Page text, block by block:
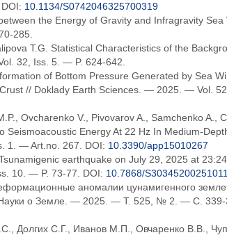
10.1134/S0742046325700319
the Energy of Gravity and Infragravity Sea
285.
T.G. Statistical Characteristics of the
32, Iss. 5. — P. 624-642.
of Bottom Pressure Generated by Sea
// Doklady Earth Sciences. — 2025. — Vol.
Ovcharenko V., Pivovarov A., Samchenko A.,
Energy At 22 Hz In Medium-
1. — Art.no. 267. DOI: 10.3390/app15010267
earthquake on July 29, 2025 at
10. — P. 73-77. DOI: 10.7868/
аномалии цунамигенного
Науки о Земле. — 2025. — Т. 525, № 2. — С. 339-
Долгих С.Г., Иванов М.П., Овчаренко В.В.,